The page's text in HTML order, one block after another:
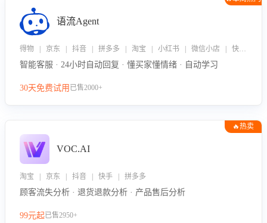
语流Agent
得物 | 京东 | 抖音 | 拼多多 | 淘宝 | 小红书 | 微信小店 | 快手 | 唯品会
智能客服 · 24小时自动回复 · 懂买家懂情绪 · 自动学习
30天免费试用 已售2000+
🔥热卖
VOC.AI
淘宝 | 京东 | 抖音 | 快手 | 拼多多
顾客流失分析 · 退货退款分析 · 产品售后分析
99元起已售2950+